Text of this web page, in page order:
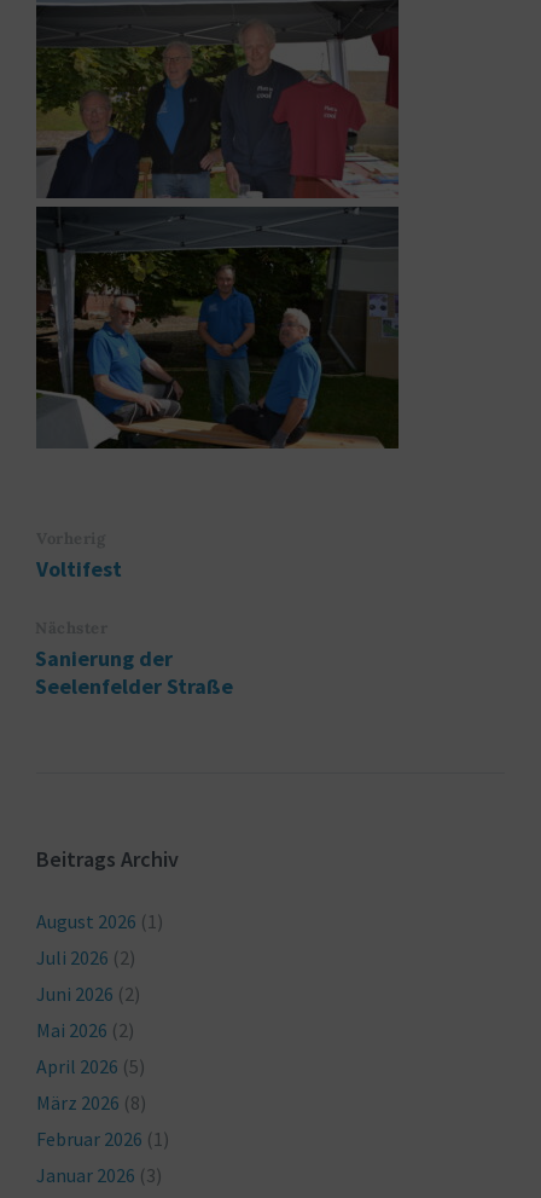
Voltifest
Sanierung der
Seelenfelder Straße
Beitrags Archiv
August 2026 (1)
Juli 2026 (2)
Juni 2026 (2)
Mai 2026 (2)
April 2026 (5)
März 2026 (8)
Februar 2026 (1)
Januar 2026 (3)